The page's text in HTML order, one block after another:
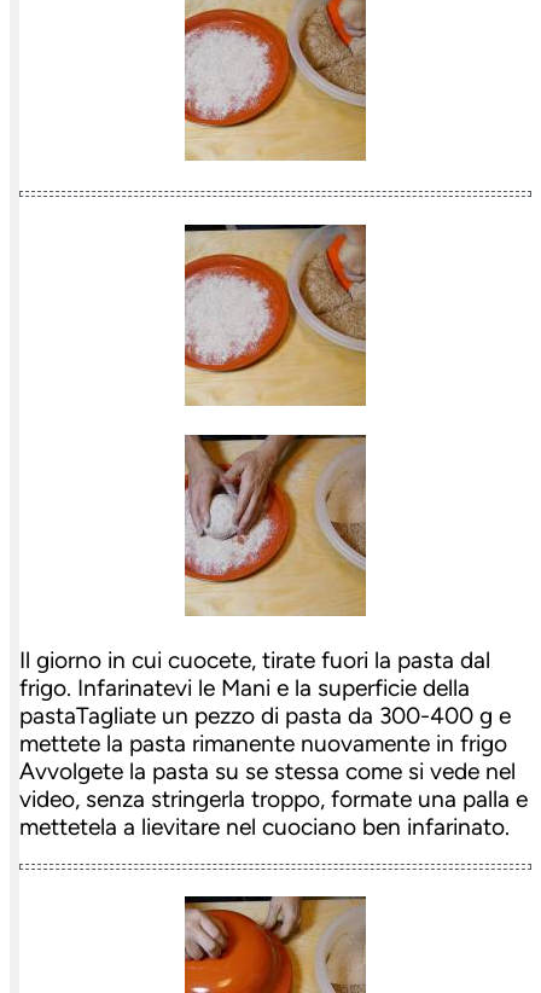
Il giorno in cui cuocete, tirate fuori la pasta dal
frigo. Infarinatevi le Mani e la superficie della
pastaTagliate un pezzo di pasta da 300-400 g e
mettete la pasta rimanente nuovamente in frigo
Avvolgete la pasta su se stessa come si vede nel
video, senza stringerla troppo, formate una palla e
mettetela a lievitare nel cuociano ben infarinato.